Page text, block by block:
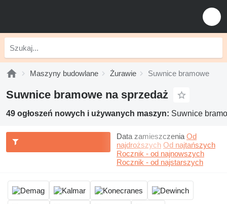
Maszyny budowlane Żurawie Suwnice bramowe
Suwnice bramowe na sprzedaż
49 ogłoszeń nowych i używanych maszyn: Suwnice
Data zamieszczenia Od
najdroższych Od najtańszych
Rocznik - od najnowszych
Rocznik - od najstarszych